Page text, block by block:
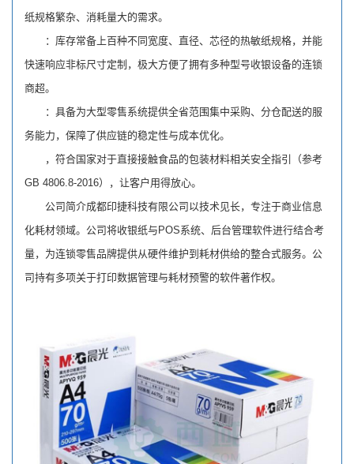
纸规格繁杂、消耗量大的需求。
：库存常备上百种不同宽度、直径、芯径的热敏纸规格，并能
快速响应非标尺寸定制，极大方便了拥有多种型号收银设备的连锁
商超。
：具备为大型零售系统提供全省范围集中采购、分仓配送的服
务能力，保障了供应链的稳定性与成本优化。
，符合国家对于直接接触食品的包装材料相关安全指引（参考
GB 4806.8-2016），让客户用得放心。
公司简介成都印捷科技有限公司以技术见长，专注于商业信息
化耗材领域。公司将收银纸与POS系统、后台管理软件进行结合考
量，为连锁零售品牌提供从硬件维护到耗材供给的整合式服务。公
司持有多项关于打印数据管理与耗材预警的软件著作权。